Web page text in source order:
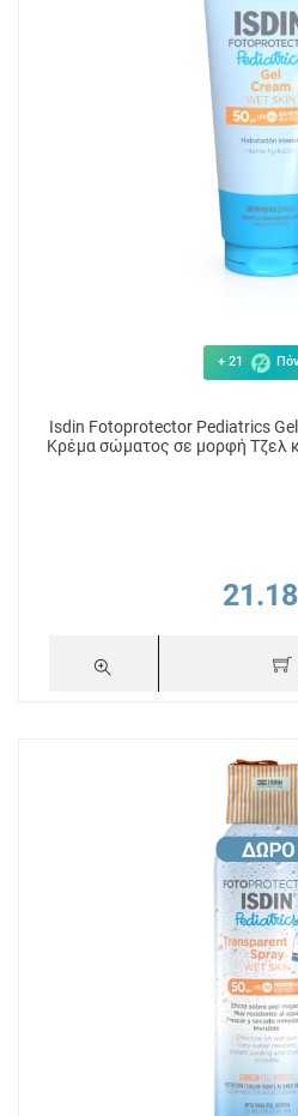
+ 21
Isdin Fotoprotector Pediatrics
Κρέμα σώματος σε μορφή Τζελ